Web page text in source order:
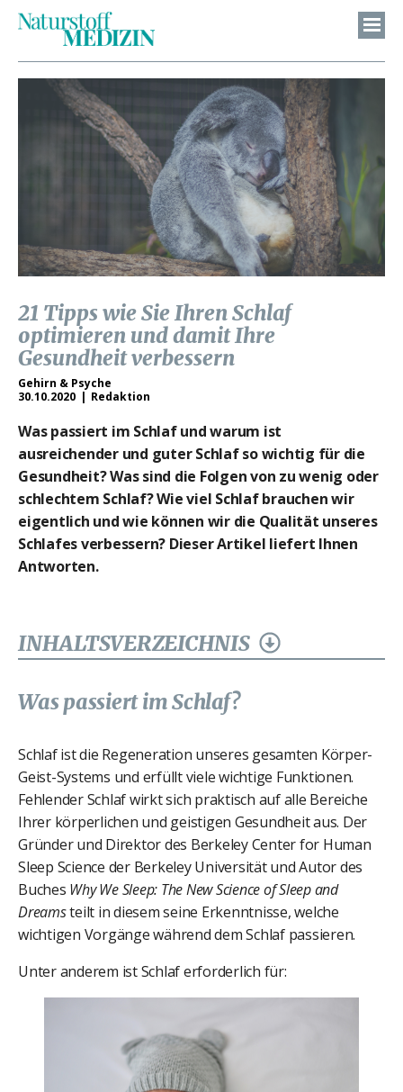
21 Tipps wie Sie Ihren Schlaf
optimieren und damit Ihre
Gesundheit verbessern
Gehirn & Psyche
30.10.2020
Redaktion
Was passiert im Schlaf und warum ist
ausreichender und guter Schlaf so wichtig für die
Gesundheit? Was sind die Folgen von zu wenig oder
schlechtem Schlaf? Wie viel Schlaf brauchen wir
eigentlich und wie können wir die Qualität unseres
Schlafes verbessern? Dieser Artikel liefert Ihnen
Antworten.
INHALTSVERZEICHNIS
Was passiert im Schlaf?
Schlaf ist die Regeneration unseres gesamten Körper-
Geist-Systems und erfüllt viele wichtige Funktionen.
Fehlender Schlaf wirkt sich praktisch auf alle Bereiche
Ihrer körperlichen und geistigen Gesundheit aus. Der
Gründer und Direktor des Berkeley Center for Human
Sleep Science der Berkeley Universität und Autor des
Buches Why We Sleep: The New Science of Sleep and
Dreamsteilt in diesem seine Erkenntnisse, welche
wichtigen Vorgänge während dem Schlaf passieren.
Unter anderem ist Schlaf erforderlich für: